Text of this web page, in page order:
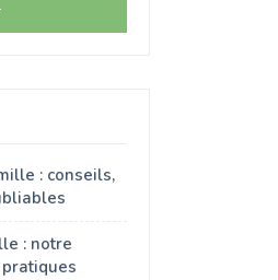
: conseils,
: notre